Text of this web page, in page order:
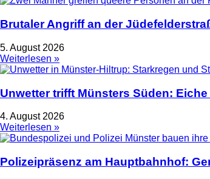
Brutaler Angriff an der
5. August 2026
Weiterlesen »
Unwetter trifft Münsters Süden:
4. August 2026
Weiterlesen »
Polizeipräsenz am Hauptbahnhof: